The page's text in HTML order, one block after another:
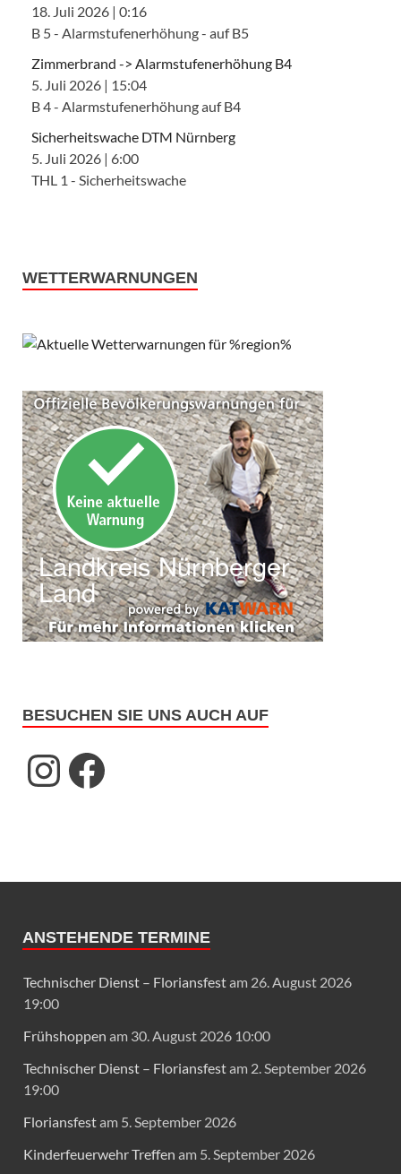
18. Juli 2026 | 0:16
B 5 - Alarmstufenerhöhung - auf B5
Zimmerbrand -> Alarmstufenerhöhung B4
5. Juli 2026 | 15:04
B 4 - Alarmstufenerhöhung auf B4
Sicherheitswache DTM Nürnberg
5. Juli 2026 | 6:00
THL 1 - Sicherheitswache
WETTERWARNUNGEN
BESUCHEN SIE UNS AUCH AUF
ANSTEHENDE TERMINE
Technischer Dienst – Floriansfestam 26. August 2026
19:00
Frühshoppen am 30. August 2026 10:00
Technischer Dienst – Floriansfestam 2. September 2026
19:00
Floriansfestam 5. September 2026
Kinderfeuerwehr Treffen am 5. September 2026